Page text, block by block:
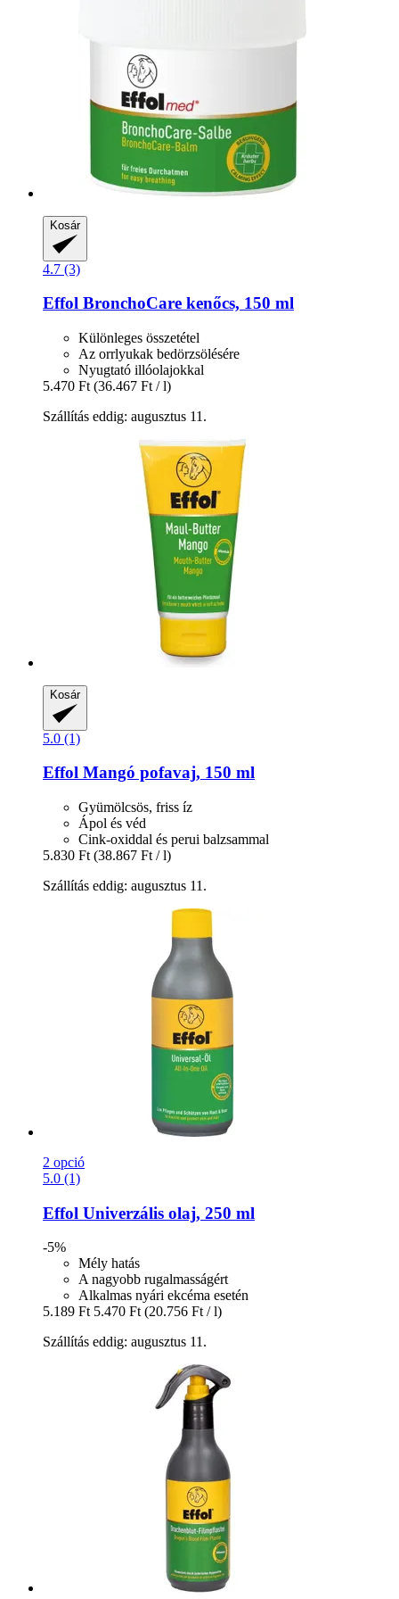
Kosár
4.7 (3)
Effol BronchoCare kenőcs, 150 ml
Különleges összetétel
Az orrlyukak bedörzsölésére
Nyugtató illóolajokkal
5.470 Ft (36.467 Ft / l)
Szállítás eddig: augusztus 11.
Kosár
5.0 (1)
Effol Mangó pofavaj, 150 ml
Gyümölcsös, friss íz
Ápol és véd
Cink-oxiddal és perui balzsammal
5.830 Ft (38.867 Ft / l)
Szállítás eddig: augusztus 11.
2 opció
5.0 (1)
Effol Univerzális olaj, 250 ml
-5%
Mély hatás
A nagyobb rugalmasságért
Alkalmas nyári ekcéma esetén
5.189 Ft 5.470 Ft (20.756 Ft / l)
Szállítás eddig: augusztus 11.